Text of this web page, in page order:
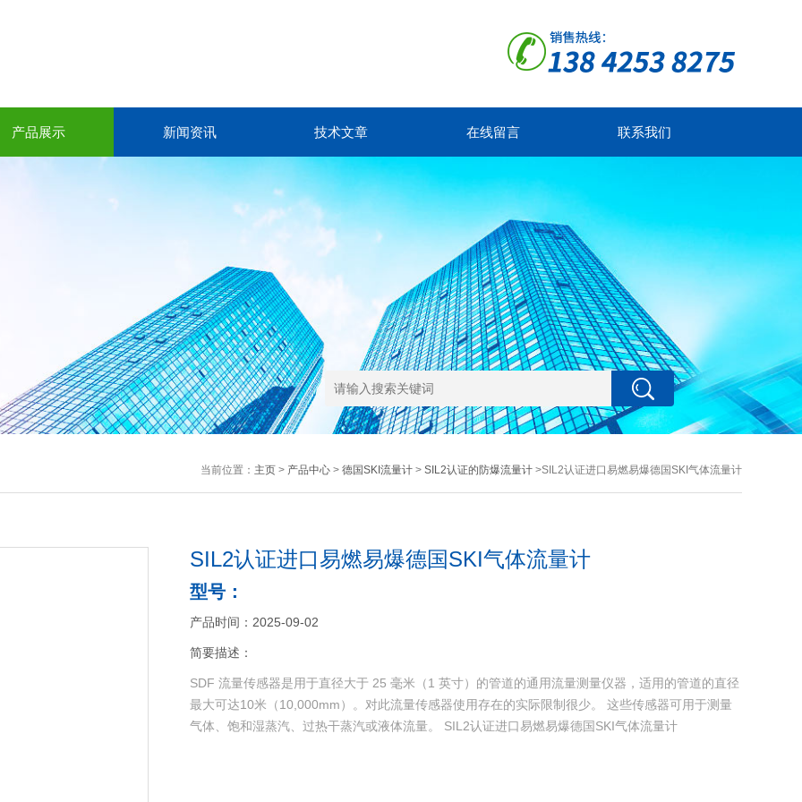
产品展示 新闻资讯 技术文章 在线留言 联系我们
当前位置： 主页> 产品中心> 德国SKI流量计> SIL2认证的防爆流量计>SIL2认证进口易燃易爆德国SKI气体流量计
SIL2认证进口易燃易爆德国SKI气体流量计
型号：
产品时间：2025-09-02
简要描述：
SDF 流量传感器是用于直径大于 25 毫米（1 英寸）的管道的通用流量测量仪器，适用的管道的直径
最大可达10米（10,000mm）。对此流量传感器使用存在的实际限制很少。 这些传感器可用于测量
气体、饱和湿蒸汽、过热干蒸汽或液体流量。 SIL2认证进口易燃易爆德国SKI气体流量计